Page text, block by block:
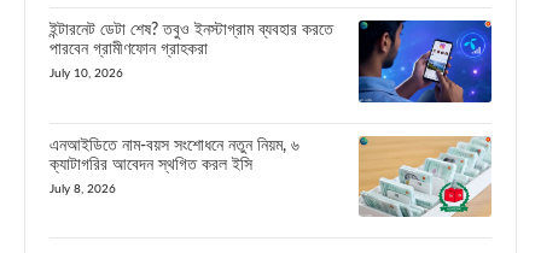
ইন্টারনেট ডেটা শেষ? তবুও ইনস্টাগ্রাম ব্যবহার করতে
পারবেন গ্রামীণফোন গ্রাহকরা
July 10, 2026
এনআইডিতে নাম-বয়স সংশোধনে নতুন নিয়ম, ৬
ক্যাটাগরির আবেদন স্থগিত করল ইসি
July 8, 2026